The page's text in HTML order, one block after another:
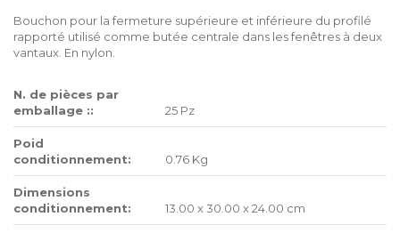
Bouchon pour la fermeture supérieure et inférieure du profilé
rapporté utilisé comme butée centrale dans les fenêtres à deux
vantaux. En nylon.
N. de pièces par
emballage ::
25 Pz
Poid
conditionnement:
0.76 Kg
Dimensions
conditionnement:
13.00 x 30.00 x 24.00 cm